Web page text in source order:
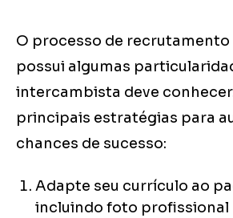
O processo de recrutamento
possui algumas
intercambista deve
principais estratégias para
chances de sucesso:
Adapte seu currículo ao
incluindo foto profissional